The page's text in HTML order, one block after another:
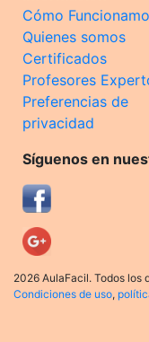
Cómo
Quienes somos
Certificados
Profesores
Preferencias de
privacidad
Síguenos en
2026 AulaFacil. Todos los
Condiciones de uso,